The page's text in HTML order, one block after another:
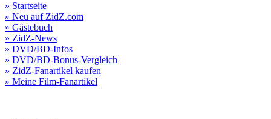
» Startseite
» Neu auf ZidZ.com
» Gästebuch
» ZidZ-News
» DVD/BD-Infos
» DVD/BD-Bonus-Vergleich
» ZidZ-Fanartikel kaufen
» Meine Film-Fanartikel